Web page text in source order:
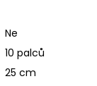
Ne
10 palců
25 cm